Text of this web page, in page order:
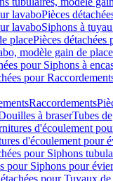
lavaboPièces
lavaboSiphons à
placePièces détachées
modèle gain de place
pour Siphons à
pour
Raccordements
à braserTubes de
d'écoulement
d'écoulement pour
pour Siphons
pour Siphons pour
pour Tuyaux de